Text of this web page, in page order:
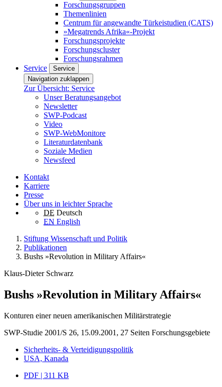
Forschungsgruppen
Themenlinien
Centrum für angewandte Türkeistudien (CATS)
»Megatrends Afrika«-Projekt
Forschungsprojekte
Forschungscluster
Forschungsrahmen
Service
Service
Navigation zuklappen
Zur Übersicht: Service
Unser Beratungsangebot
Newsletter
SWP-Podcast
Video
SWP-WebMonitore
Literaturdatenbank
Soziale Medien
Newsfeed
Kontakt
Karriere
Presse
Über uns in leichter Sprache
DE Deutsch
EN English
Stiftung Wissenschaft und Politik
Publikationen
Bushs »Revolution in Military Affairs«
Klaus-Dieter Schwarz
Bushs »Revolution in Military Affairs«
Konturen einer neuen amerikanischen Militärstrategie
SWP-Studie 2001/S 26, 15.09.2001, 27 Seiten Forschungsgebiete
Sicherheits- & Verteidigungspolitik
USA, Kanada
PDF | 311 KB